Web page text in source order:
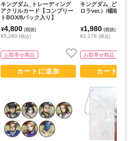
キングダム_トレーディング
アクリルカード【コンプリー
トBOX/8パック入り】
¥4,800 (税抜)
¥5,280 (税込)
お取寄せ商品
カートに追加
キングダム_どこス
ロラver.）/楊端和
¥1,980 (税抜)
¥2,178 (税込)
お取寄せ商品
カートに